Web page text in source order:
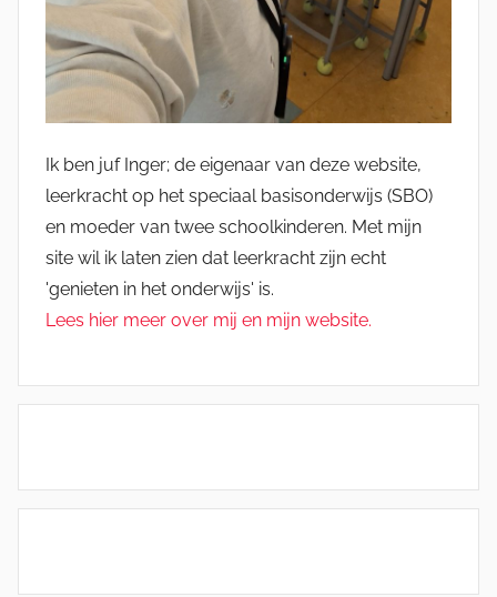
Ik ben juf Inger; de eigenaar van deze website,
leerkracht op het speciaal basisonderwijs (SBO)
en moeder van twee schoolkinderen. Met mijn
site wil ik laten zien dat leerkracht zijn echt
'genieten in het onderwijs' is.
Lees hier meer over mij en mijn website.